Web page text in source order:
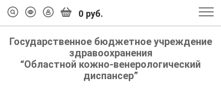
0 руб.
Государственное бюджетное учреждение
здравоохранения
“Областной кожно-венерологический
диспансер”